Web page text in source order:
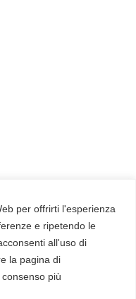
per offrirti l'esperienza
e ripetendo le
all'uso di
la pagina di
più